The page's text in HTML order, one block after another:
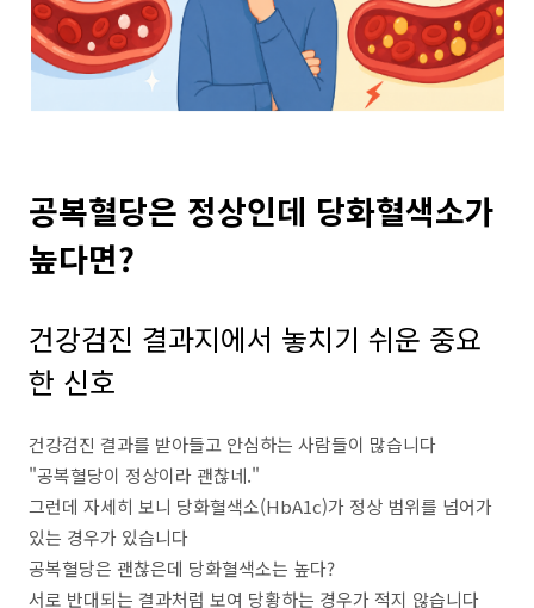
공복혈당은 정상인데 당화혈색소가
높다면?
건강검진 결과지에서 놓치기 쉬운 중요
한 신호
건강검진 결과를 받아들고 안심하는 사람들이 많습니다
"공복혈당이 정상이라 괜찮네."
그런데 자세히 보니 당화혈색소(HbA1c)가 정상 범위를 넘어가
있는 경우가 있습니다
공복혈당은 괜찮은데 당화혈색소는 높다?
서로 반대되는 결과처럼 보여 당황하는 경우가 적지 않습니다